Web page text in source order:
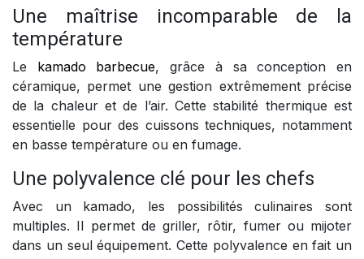
Une maîtrise incomparable de la
température
Le kamado barbecue, grâce à sa conception en
céramique, permet une gestion extrêmement précise
de la chaleur et de l’air. Cette stabilité thermique est
essentielle pour des cuissons techniques, notamment
en basse température ou en fumage.
Une polyvalence clé pour les chefs
Avec un kamado, les possibilités culinaires sont
multiples. Il permet de griller, rôtir, fumer ou mijoter
dans un seul équipement. Cette polyvalence en fait un